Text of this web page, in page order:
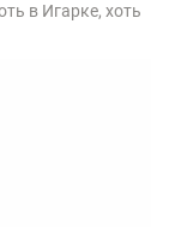
в Игарке, хоть